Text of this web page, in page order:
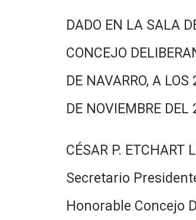
DADO EN LA SALA
CONCEJO
DE NAVARRO, A
DE NOVIEMBRE DEL
CÉSAR P. ETCHART
Secretario
Honorable Concejo